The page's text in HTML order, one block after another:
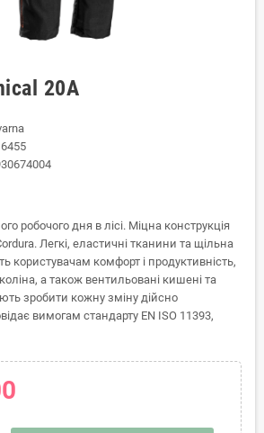
20A
робочого дня в лісі. Міцна конструкція
Легкі, еластичні тканини та щільна
користувачам комфорт і продуктивність,
а також вентильовані кишені та
зробити кожну зміну дійсно
вимогам стандарту EN ISO 11393,